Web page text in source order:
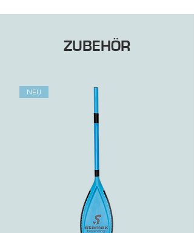
ZUBEHÖR
NEU